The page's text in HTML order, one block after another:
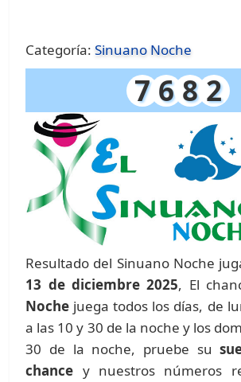
Categoría:Sinuano Noche
7 6 8 2
Resultado del Sinuano Noche
13 de diciembre 2025, El
Noche juega todos los días, de
a las 10 y 30 de la noche y los
30 de la noche, pruebe su
chance y nuestros números